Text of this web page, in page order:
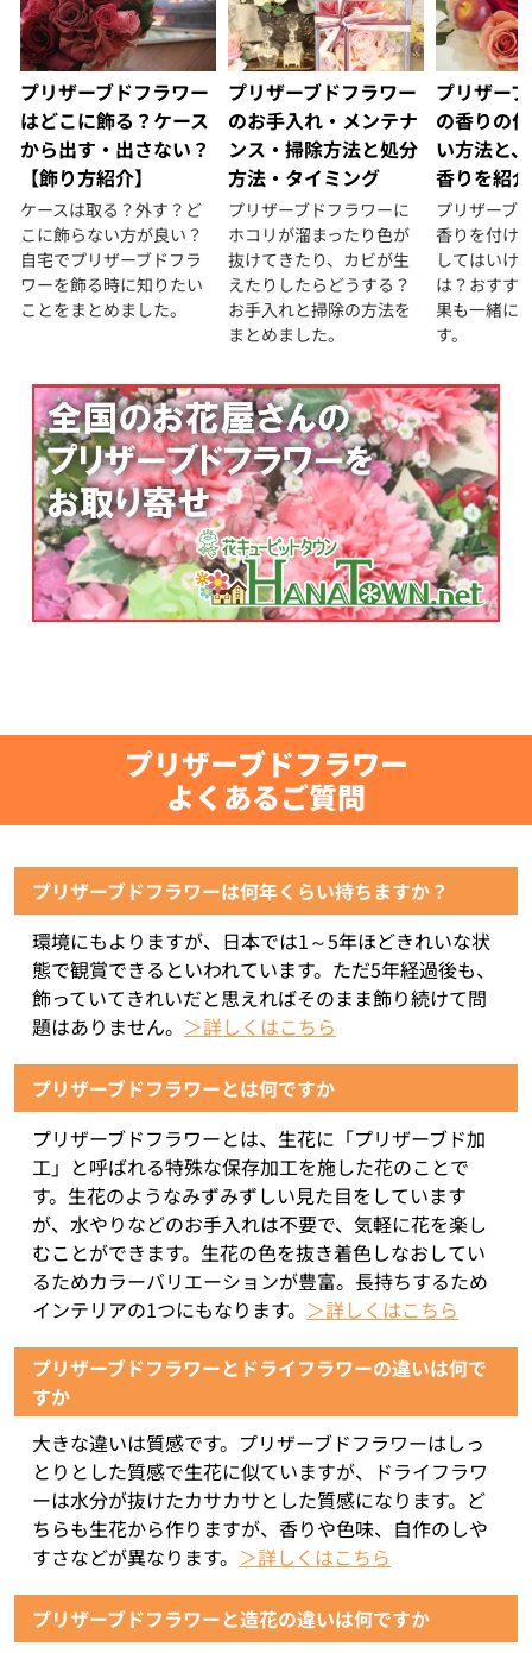
プリザーブドフラワー
はどこに飾る？ケース
から出す・出さない？
【飾り方紹介】
ケースは取る？外す？ど
こに飾らない方が良い？
自宅でプリザーブドフラ
ワーを飾る時に知りたい
ことをまとめました。
プリザーブドフラワー
のお手入れ・メンテナ
ンス・掃除方法と処分
方法・タイミング
プリザーブドフラワーに
ホコリが溜まったり色が
抜けてきたり、カビが生
えたりしたらどうする？
お手入れと掃除の方法を
まとめました。
プリザー
の香りの
い方法と
香りを紹介
プリザーブ
香りを付け
してはいけ
は？おすす
果も一緒に
す。
プリザーブドフラワー
よくあるご質問
プリザーブドフラワーは何年くらい持ちますか？
環境にもよりますが、日本では1～5年ほどきれいな状
態で観賞できるといわれています。ただ5年経過後も、
飾っていてきれいだと思えればそのまま飾り続けて問
題はありません。 ＞詳しくはこちら
プリザーブドフラワーとは何ですか
プリザーブドフラワーとは、生花に「プリザーブド加
工」と呼ばれる特殊な保存加工を施した花のことで
す。生花のようなみずみずしい見た目をしています
が、水やりなどのお手入れは不要で、気軽に花を楽し
むことができます。生花の色を抜き着色しなおしてい
るためカラーバリエーションが豊富。長持ちするため
インテリアの1つにもなります。 ＞詳しくはこちら
プリザーブドフラワーとドライフラワーの違いは何で
すか
大きな違いは質感です。プリザーブドフラワーはしっ
とりとした質感で生花に似ていますが、ドライフラワ
ーは水分が抜けたカサカサとした質感になります。ど
ちらも生花から作りますが、香りや色味、自作のしや
すさなどが異なります。 ＞詳しくはこちら
プリザーブドフラワーと造花の違いは何ですか